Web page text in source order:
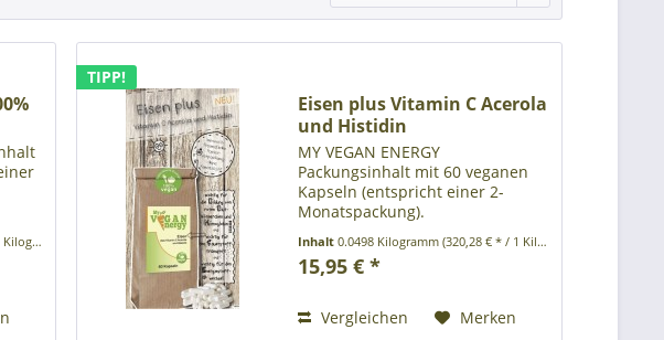
TIPP!
Eisen plus Vitamin C Acerola
und Histidin
MY VEGAN ENERGY
Packungsinhalt mit 60 veganen
Kapseln (entspricht einer 2-
Monatspackung).
Papierverpackung ohne
Kunststoff Produktbeschreibung:
Eisen plus Vitamin C aus der
Acerola-Kirsche...
Inhalt0.0498 Kilogramm(320,28 € * / 1 Kilogramm)
15,95 € *
Vergleichen Merken